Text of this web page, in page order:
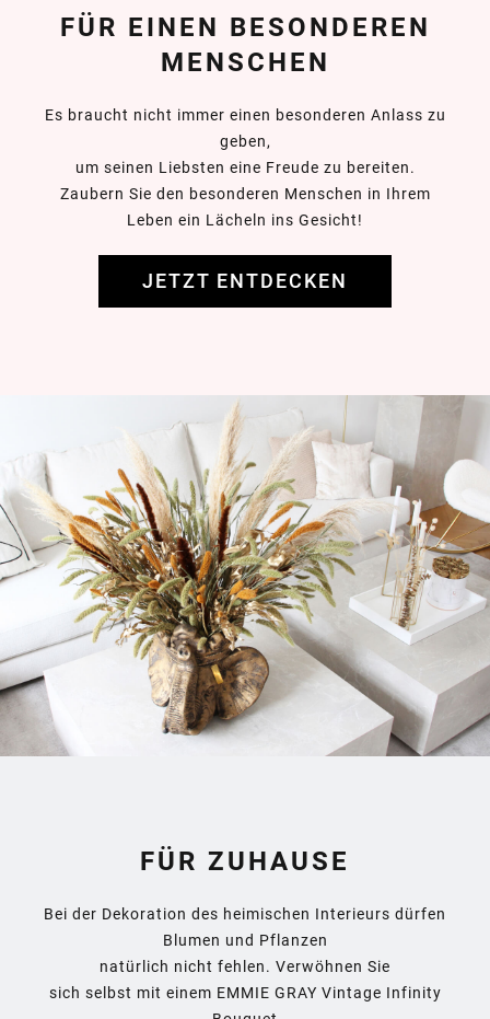
FÜR EINEN BESONDEREN
MENSCHEN
Es braucht nicht immer einen besonderen Anlass zu
geben,
um seinen Liebsten eine Freude zu bereiten.
Zaubern Sie den besonderen Menschen in Ihrem
Leben ein Lächeln ins Gesicht!
JETZT ENTDECKEN
FÜR ZUHAUSE
Bei der Dekoration des heimischen Interieurs dürfen
Blumen und Pflanzen
natürlich nicht fehlen. Verwöhnen Sie
sich selbst mit einem EMMIE GRAY Vintage Infinity